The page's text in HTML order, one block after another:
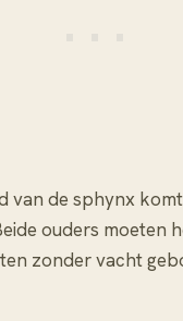
van de sphynx
ouders moeten
zonder vacht